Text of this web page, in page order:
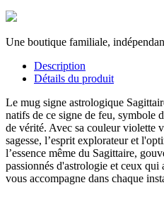
Une boutique familiale,
Description
Détails du produit
Le mug signe astrologique
natifs de ce signe de feu, symbole
de vérité. Avec sa couleur violette
sagesse, l’esprit explorateur et
l’essence même du Sagittaire,
passionnés d'astrologie et ceux
vous accompagne dans chaque